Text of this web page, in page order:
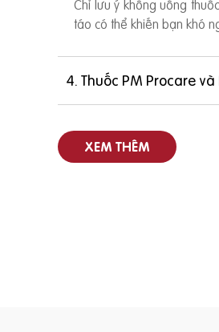
Chỉ lưu ý không uống
táo có thể khiến bạn khó
4. Thuốc PM Procare
XEM THÊM